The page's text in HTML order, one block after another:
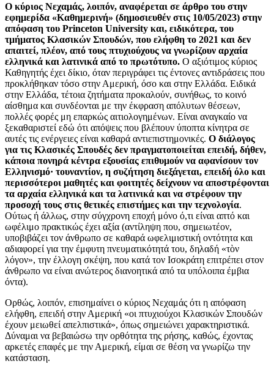
Ο κύριος Νεχαμάς, λοιπόν, αναφέρεται σε άρθρο του στην
εφημερίδα «Καθημερινή» (δημοσιευθέν στις 10/05/2023) στην
απόφαση του Princeton University και, ειδικότερα, του
τμήματος Κλασικών Σπουδών, που ελήφθη το 2021 και δεν
απαιτεί, πλέον, από τους πτυχιούχους να γνωρίζουν αρχαία
ελληνικά και λατινικά από το πρωτότυπο. Ο αξιότιμος κύριος
Καθηγητής έχει δίκιο, όταν περιγράφει τις έντονες αντιδράσεις που
προκλήθηκαν τόσο στην Αμερική, όσο και στην Ελλάδα. Ειδικά
στην Ελλάδα, τέτοια ζητήματα προκαλούν, συνήθως, το κοινό
αίσθημα και συνδέονται με την έκφραση απόλυτων θέσεων,
πολλές φορές μη επαρκώς αιτιολογημένων. Είναι αναγκαίο να
ξεκαθαριστεί εδώ ότι απόψεις που βλέπουν ύποπτα κίνητρα σε
αυτές τις ενέργειες είναι καθαρά αντιεπιστημονικές. Ο διάλογος
για τις Κλασικές Σπουδές δεν πραγματοποιείται επειδή, δήθεν,
κάποια πονηρά κέντρα εξουσίας επιθυμούν να αφανίσουν τον
Ελληνισμό· τουναντίον, η συζήτηση διεξάγεται, επειδή όλο και
περισσότεροι μαθητές και φοιτητές δείχνουν να αποστρέφονται
τα αρχαία ελληνικά και τα λατινικά και να στρέφουν την
προσοχή τους στις θετικές επιστήμες και την τεχνολογία.
Ούτως ή άλλως, στην σύγχρονη εποχή μόνο ό,τι είναι απτό και
ωφέλιμο πρακτικώς έχει αξία (αντίληψη που, σημειωτέον,
υποβιβάζει τον άνθρωπο σε καθαρά ωφελιμιστική οντότητα και
αδιαφορεί για την έμφυτη πνευματικότητά του, δηλαδή «τὸν
λόγον», την έλλογη σκέψη, που κατά τον Ισοκράτη επιτρέπει στον
άνθρωπο να είναι ανώτερος διανοητικά από τα υπόλοιπα έμβια
όντα).
Ορθώς, λοιπόν, επισημαίνει ο κύριος Νεχαμάς ότι η απόφαση
ελήφθη, επειδή στην Αμερική «οι πτυχιούχοι Κλασικών Σπουδών
έχουν μειωθεί απελπιστικά», όπως σημειώνει χαρακτηριστικά.
Δύναμαι να βεβαιώσω την ορθότητα της ρήσης, καθώς, έχοντας
αρκετές επαφές με την Αμερική, είμαι σε θέση να γνωρίζω την
κατάσταση.